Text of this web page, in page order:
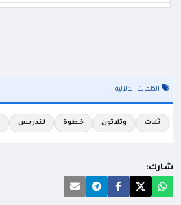
الكلمات الدلالية
ثلاث وثلاثون خطوة لتدريس
شارك: